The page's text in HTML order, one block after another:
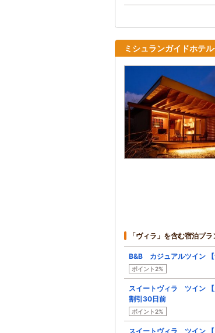
ミシュランガイドホテ
「ヴィラ」を含む宿泊プラ
B&B カジュアルツイン 【
ポイント2%
スイートヴィラ ツイン
割引30日前
ポイント2%
スイートヴィラ ツイン